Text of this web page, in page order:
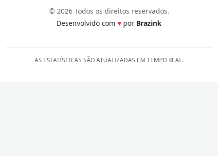
© 2026 Todos os direitos reservados.
Desenvolvido com ♥ por Brazink
AS ESTATÍSTICAS SÃO ATUALIZADAS EM TEMPO REAL.